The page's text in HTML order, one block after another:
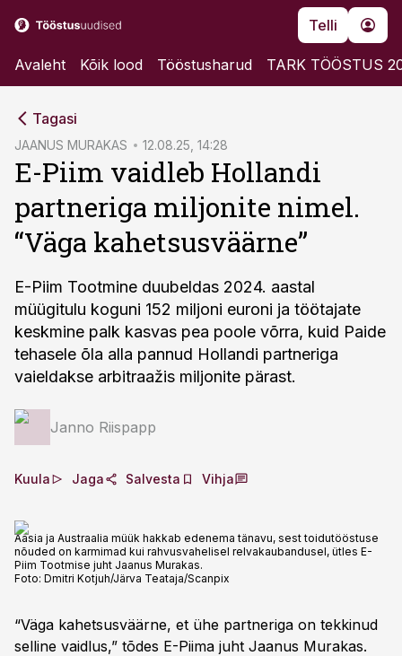
Telli
Avaleht Kõik lood Tööstusharud TARK TÖÖSTUS
Tagasi
JAANUS MURAKAS 12.08.25, 14:28
E-Piim vaidleb Hollandi
partneriga miljonite nimel.
“Väga kahetsusväärne”
E-Piim Tootmine duubeldas 2024. aastal
müügitulu koguni 152 miljoni euroni ja töötajate
keskmine palk kasvas pea poole võrra, kuid Paide
tehasele õla alla pannud Hollandi partneriga
vaieldakse arbitraažis miljonite pärast.
Janno Riispapp
Kuula Jaga Salvesta Vihja
Aasia ja Austraalia müük hakkab edenema tänavu, sest toidutööstuse
nõuded on karmimad kui rahvusvahelisel relvakaubandusel, ütles E-
Piim Tootmise juht Jaanus Murakas.
Foto: Dmitri Kotjuh/Järva Teataja/Scanpix
“Väga kahetsusväärne, et ühe partneriga on tekkinud
selline vaidlus,” tõdes E-Piima juht Jaanus Murakas.